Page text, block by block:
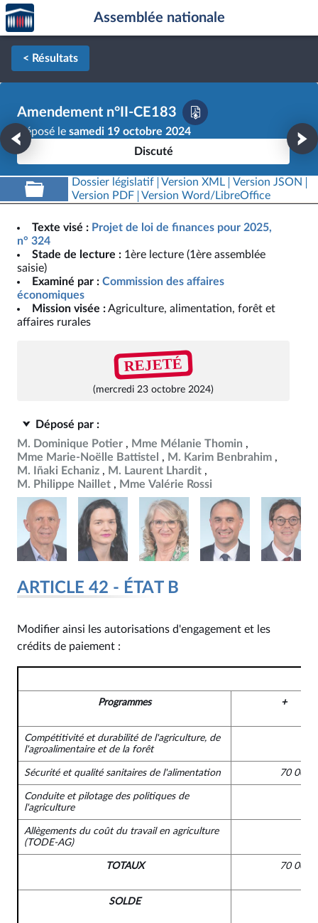
Aller au contenu
Aller en bas de la page
Accèder
à la
page
d'accueil
Assemblée nationale
< Résultats
Amendement n°II-CE183
Déposé le samedi 19 octobre 2024
Discuté
Dossier législatif Version XML
Version JSON
Version PDF
Version Word/LibreOffice
Texte visé : Projet de loi de finances pour 2025,
n° 324
Stade de lecture : 1ère lecture (1ère assemblée
saisie)
Examiné par : Commission des affaires
économiques
Mission visée :Agriculture, alimentation, forêt et
affaires rurales
REJETÉ
(mercredi 23 octobre 2024)
Déposé par :
M. Dominique Potier
Mme Mélanie Thomin
Mme Marie-Noëlle Battistel
M. Karim Benbrahim
M. Iñaki Echaniz
M. Laurent Lhardit
M. Philippe Naillet
Mme Valérie Rossi
ARTICLE 42 - ÉTAT B
Modifier ainsi les autorisations d'engagement et les
crédits de paiement :
Programmes +
Compétitivité et durabilité de l'agriculture, de
l'agroalimentaire et de la forêt
Sécurité et qualité sanitaires de l'alimentation 70 000
Conduite et pilotage des politiques de
l'agriculture
Allègements du coût du travail en agriculture
(TODE-AG)
TOTAUX 70 000
SOLDE